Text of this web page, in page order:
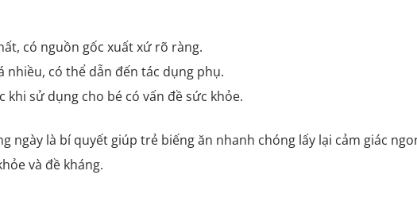
có nguồn gốc xuất xứ rõ ràng.
nhiều, có thể dẫn đến tác dụng phụ.
sử dụng cho bé có vấn đề sức khỏe.
ngày là bí quyết giúp trẻ biếng ăn nhanh chóng lấy lại cảm giác
và đề kháng.